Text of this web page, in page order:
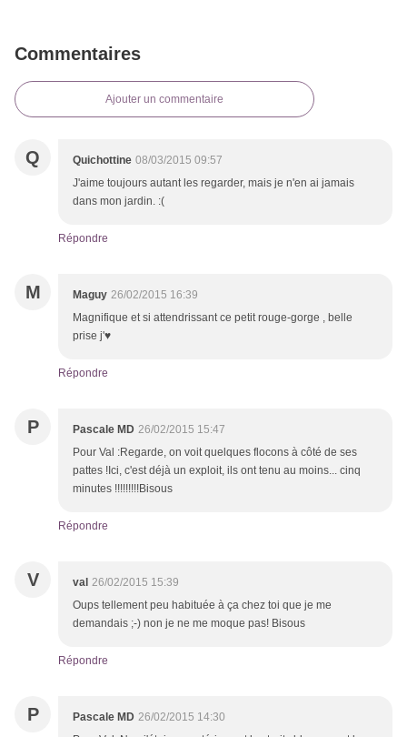
Commentaires
Ajouter un commentaire
Q Quichottine 08/03/2015 09:57
J'aime toujours autant les regarder, mais je n'en ai jamais
dans mon jardin. :(
Répondre
M Maguy 26/02/2015 16:39
Magnifique et si attendrissant ce petit rouge-gorge , belle
prise j'♥
Répondre
P Pascale MD 26/02/2015 15:47
Pour Val :Regarde, on voit quelques flocons à côté de ses
pattes !Ici, c'est déjà un exploit, ils ont tenu au moins... cinq
minutes !!!!!!!!!Bisous
Répondre
V val 26/02/2015 15:39
Oups tellement peu habituée à ça chez toi que je me
demandais ;-) non je ne me moque pas! Bisous
Répondre
P Pascale MD 26/02/2015 14:30